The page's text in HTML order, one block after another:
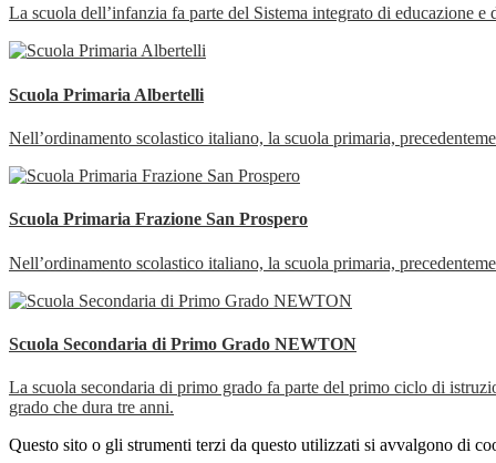
La scuola dell’infanzia fa parte del Sistema integrato di educazione
Scuola Primaria Albertelli
Nell’ordinamento scolastico italiano, la scuola primaria,
Scuola Primaria Frazione San Prospero
Nell’ordinamento scolastico italiano, la scuola primaria,
Scuola Secondaria di Primo Grado NEWTON
La scuola secondaria di primo grado fa parte del primo ciclo di
grado che dura tre anni.
Questo sito o gli strumenti terzi da questo utilizzati si avvalgono di